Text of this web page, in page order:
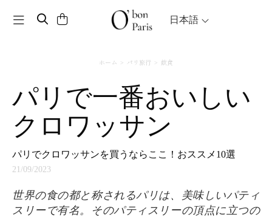
Toggle navigation 日本語
ホーム パリ旅行 飲食
パリで一番おいしい
クロワッサン
パリでクロワッサンを買うならここ！おススメ10選
21/09/2023
世界の食の都と称されるパリは、美味しいパティ
スリーで有名。そのパティスリーの頂点に立つの